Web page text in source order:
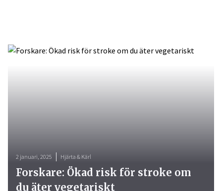
2 januari, 2025 Hjärta & Kärl
Forskare: Ökad risk för stroke om
du äter vegetariskt